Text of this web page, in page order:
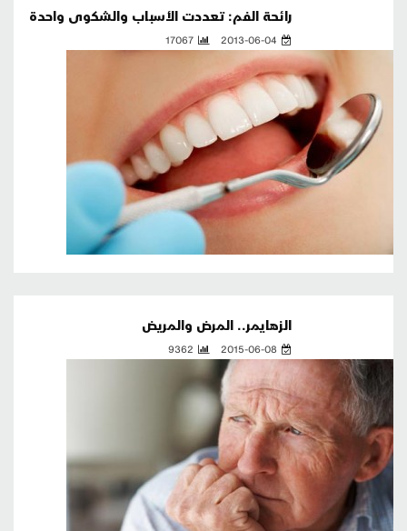
رائحة الفم: تعددت الأسباب والشكوى واحدة
2013-06-04
17067
الزهايمر.. المرض والمريض
2015-06-08
9362